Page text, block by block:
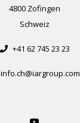
4800 Zofingen
Schweiz
+41 62 745 23 23
info.ch@iargroup.com